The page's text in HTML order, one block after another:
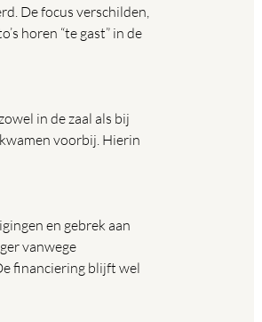
De focus verschilden,
horen “te gast” in de
in de zaal als bij
voorbij. Hierin
en gebrek aan
vanwege
financiering blijft wel